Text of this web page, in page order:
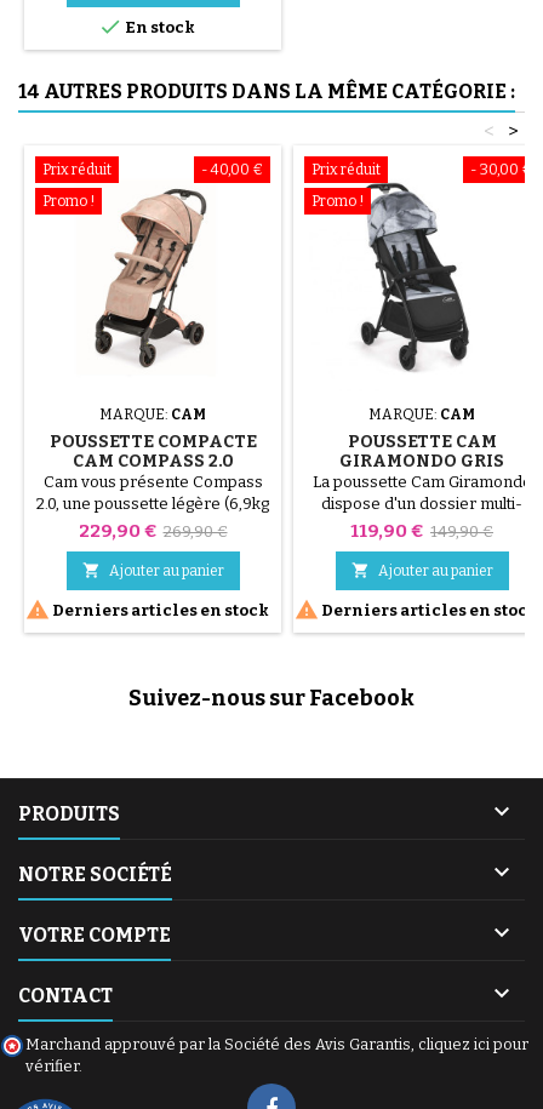
 En stock
14 AUTRES PRODUITS DANS LA MÊME CATÉGORIE :
>
<
- 40,00 €
Prix réduit
Promo !
MARQUE: CAM
POUSSETTE COMPACTE
CAM COMPASS 2.0
JAQUARD ROSE
Cam vous présente Compass
2.0, une poussette légère (6,9kg
seulement !) grâce à son
compacte pour vous faciliter la
vie dans tous vos
déplacements : train, métro,
voiture... La poussette Compass
système de pliage d'une seule
Prix
229,90 € Prix
base
269,90 €
 Ajouter au panier
 Derniers articles en stock
- 30,00 €
Prix réduit
Promo !
MARQUE: CAM
POUSSETTE CAM
GIRAMONDO GRIS
La poussette Cam Giramondo
dispose d'un dossier multi-
positions utilisable dès la
Prix
119,90 € Prix
base
149,90 €
 Ajouter au panier
 Derniers articles en stock
Suivez-nous sur Facebook
PRODUITS 
NOTRE SOCIÉTÉ 
VOTRE COMPTE 
CONTACT 
Marchand approuvé par la Société des Avis Garantis, cliquez ici pour
vérifier.